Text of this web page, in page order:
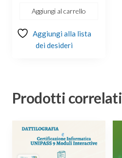
Aggiungi al carrello
Aggiungi alla lista
dei desideri
Prodotti correlati